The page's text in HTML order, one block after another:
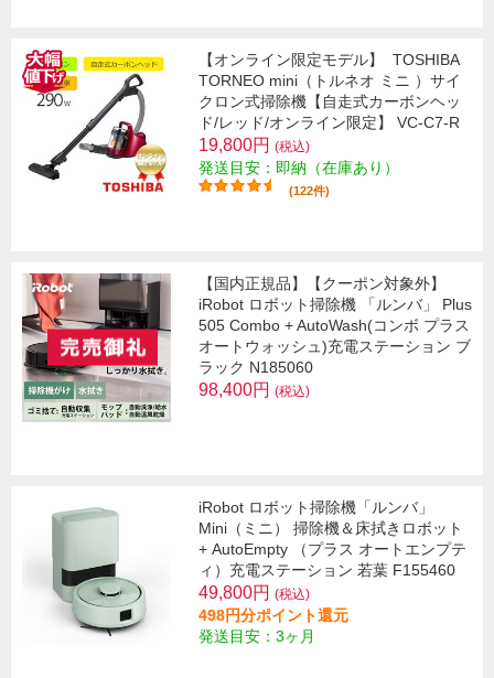
【オンライン限定モデル】
TOSHIBA
TORNEO mini（トルネオ ミニ ）サイ
クロン式掃除機【自走式カーボンヘッ
ド/レッド/オンライン限定】 VC-C7-R
19,800円 (税込)
発送目安：即納（在庫あり）
(122件)
【国内正規品】【クーポン対象外】
iRobot ロボット掃除機 「ルンバ」 Plus
505 Combo + AutoWash(コンボ プラス
オートウォッシュ)充電ステーション ブ
ラック N185060
98,400円 (税込)
iRobot ロボット掃除機「ルンバ」
Mini（ミニ） 掃除機＆床拭きロボット
+ AutoEmpty （プラス オートエンプテ
ィ）充電ステーション 若葉 F155460
49,800円 (税込)
498円分ポイント還元
発送目安：3ヶ月